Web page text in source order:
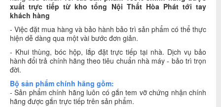
xuất trực tiếp từ kho tổng Nội Thất Hòa Phát tới tay
khách hàng
- Việc đặt mua hàng và bảo hành bảo trì sản phẩm có thể thực
hiện dễ dàng qua một vài bước đơn giản.
- Khui thùng, bóc hộp, lắp đặt trực tiếp tại nhà. Dịch vụ bảo
hành đổi trả chính hãng theo tiêu chuẩn nhà máy - bảo trì trọn
đời.
Bộ sản phẩm chính hãng gồm:
- Sản phẩm chính hãng luôn có gắn tem vỡ chứng nhận chính
hãng được gắn trực tiếp trên sản phẩm.